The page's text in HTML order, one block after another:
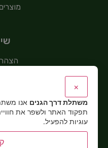
×
משתלת דרך הגנים אנו
תפקוד האתר ולשפר את
עוגיות להפעיל.